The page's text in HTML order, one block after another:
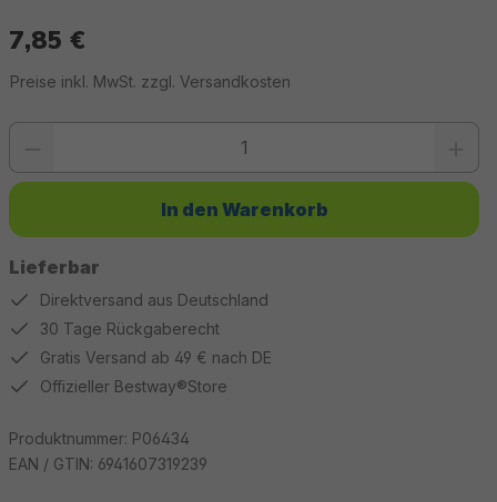
7,85 €
Preise inkl. MwSt. zzgl. Versandkosten
Lieferbar
Produkt Anzahl: Gib den gewünschten Wert ein oder benutze die
In den Warenkorb
Direktversand aus Deutschland
30 Tage Rückgaberecht
Gratis Versand ab 49 € nach DE
Offizieller Bestway®Store
Produktnummer: P06434
EAN / GTIN: 6941607319239